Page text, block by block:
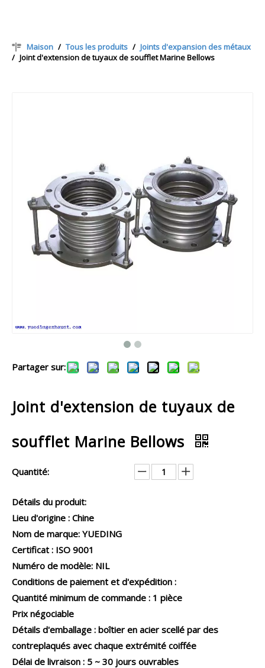
Maison / Tous les produits / Joints d'expansion des métaux
/ Joint d'extension de tuyaux de soufflet Marine Bellows
Partager sur:
Joint d'extension de tuyaux de
soufflet Marine Bellows
Quantité:
Détails du produit:
Lieu d'origine : Chine
Nom de marque: YUEDING
Certificat : ISO 9001
Numéro de modèle: NIL
Conditions de paiement et d'expédition :
Quantité minimum de commande : 1 pièce
Prix ​​négociable
Détails d'emballage : boîtier en acier scellé par des
contreplaqués avec chaque extrémité coiffée
Délai de livraison : 5 ~ 30 jours ouvrables